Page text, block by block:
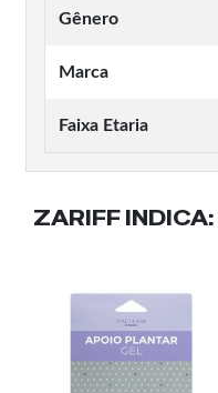
Gênero
Marca
Faixa Etaria
ZARIFF INDICA: